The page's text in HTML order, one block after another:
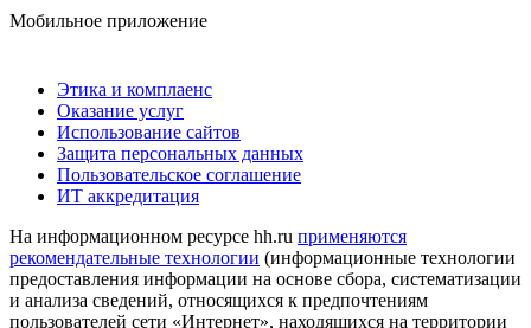
Мобильное приложение
Этика и комплаенс
Оказание услуг
Использование сайтов
Защита персональных данных
Пользовательское соглашение
ИТ аккредитация
На информационном ресурсе hh.ru применяются
рекомендательные технологии (информационные технологии
предоставления информации на основе сбора, систематизации
и анализа сведений, относящихся к предпочтениям
пользователей сети «Интернет», находящихся на территории